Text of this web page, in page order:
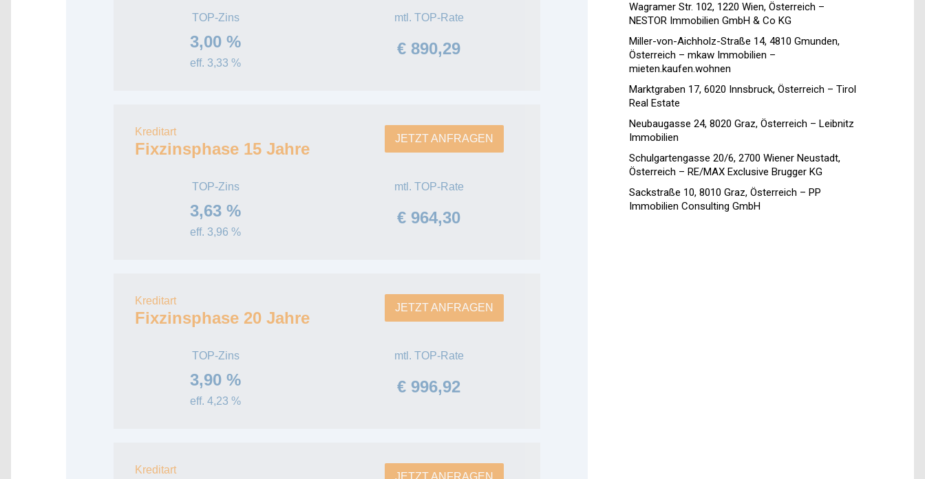
TOP-Zins
3,00 %
eff. 3,33 %
mtl. TOP-Rate
€ 890,29
Kreditart
Fixzinsphase 15 Jahre
TOP-Zins
3,63 %
eff. 3,96 %
mtl. TOP-Rate
€ 964,30
JETZT ANFRAGEN
Kreditart
Fixzinsphase 20 Jahre
TOP-Zins
3,90 %
eff. 4,23 %
mtl. TOP-Rate
€ 996,92
JETZT ANFRAGEN
Kreditart
JETZT ANFRAGEN
Wagramer Str. 102, 1220 Wien, Österreich –
NESTOR Immobilien GmbH & Co KG
Miller-von-Aichholz-Straße 14, 4810 Gmunden,
Österreich – mkaw Immobilien –
mieten.kaufen.wohnen
Marktgraben 17, 6020 Innsbruck, Österreich – Tirol
Real Estate
Neubaugasse 24, 8020 Graz, Österreich – Leibnitz
Immobilien
Schulgartengasse 20/6, 2700 Wiener Neustadt,
Österreich – RE/MAX Exclusive Brugger KG
Sackstraße 10, 8010 Graz, Österreich – PP
Immobilien Consulting GmbH